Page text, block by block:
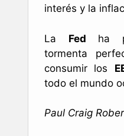
interés y la
La Fed ha
tormenta
consumir los
todo el mundo
Paul Craig